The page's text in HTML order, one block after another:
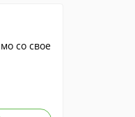
со свое